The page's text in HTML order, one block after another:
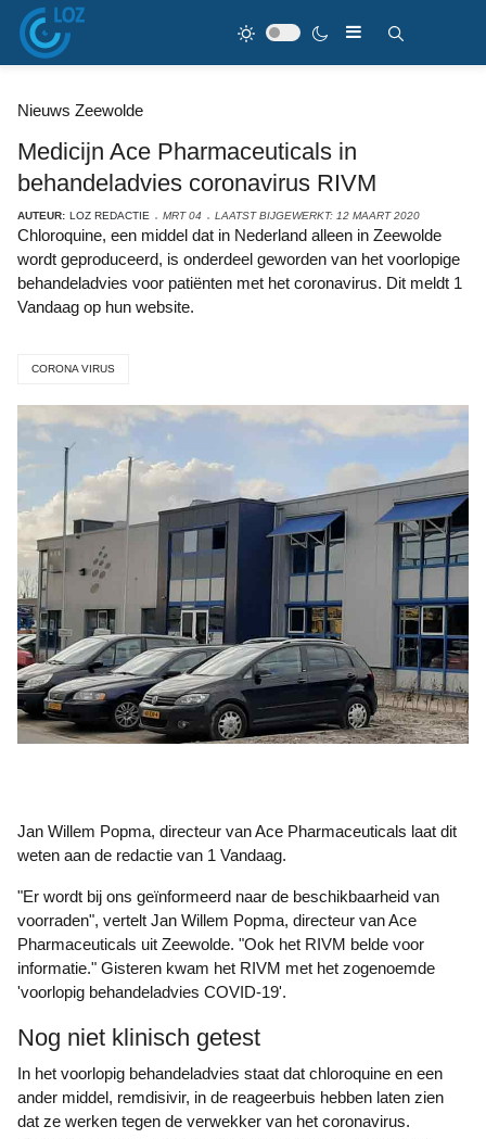
Nieuws Zeewolde
Medicijn Ace Pharmaceuticals in
behandeladvies coronavirus RIVM
AUTEUR: LOZ REDACTIE MRT 04 LAATST BIJGEWERKT: 12 MAART 2020
Chloroquine, een middel dat in Nederland alleen in Zeewolde
wordt geproduceerd, is onderdeel geworden van het voorlopige
behandeladvies voor patiënten met het coronavirus. Dit meldt 1
Vandaag op hun website.
CORONA VIRUS
Jan Willem Popma, directeur van Ace Pharmaceuticals laat dit
weten aan de redactie van 1 Vandaag.
"Er wordt bij ons geïnformeerd naar de beschikbaarheid van
voorraden", vertelt Jan Willem Popma, directeur van Ace
Pharmaceuticals uit Zeewolde. "Ook het RIVM belde voor
informatie." Gisteren kwam het RIVM met het zogenoemde
'voorlopig behandeladvies COVID-19'.
Nog niet klinisch getest
In het voorlopig behandeladvies staat dat chloroquine en een
ander middel, remdisivir, in de reageerbuis hebben laten zien
dat ze werken tegen de verwekker van het coronavirus.